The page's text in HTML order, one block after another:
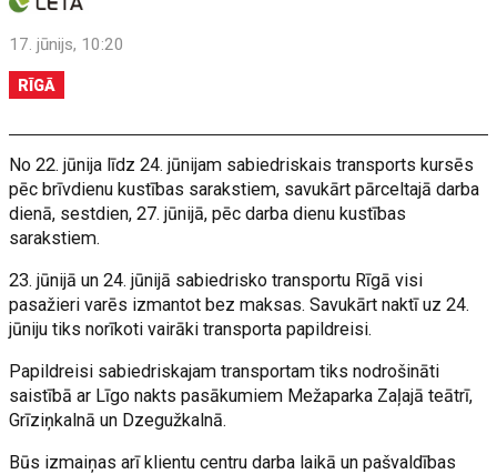
17. jūnijs, 10:20
RĪGĀ
No 22. jūnija līdz 24. jūnijam sabiedriskais transports kursēs
pēc brīvdienu kustības sarakstiem, savukārt pārceltajā darba
dienā, sestdien, 27. jūnijā, pēc darba dienu kustības
sarakstiem.
23. jūnijā un 24. jūnijā sabiedrisko transportu Rīgā visi
pasažieri varēs izmantot bez maksas. Savukārt naktī uz 24.
jūniju tiks norīkoti vairāki transporta papildreisi.
Papildreisi sabiedriskajam transportam tiks nodrošināti
saistībā ar Līgo nakts pasākumiem Mežaparka Zaļajā teātrī,
Grīziņkalnā un Dzegužkalnā.
Būs izmaiņas arī klientu centru darba laikā un pašvaldības